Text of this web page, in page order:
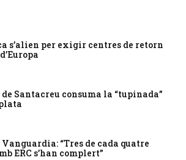
s’alien per exigir centres de retorn
Santacreu consuma la “tupinada”
“Tres de cada quatre
ERC s’han complert”